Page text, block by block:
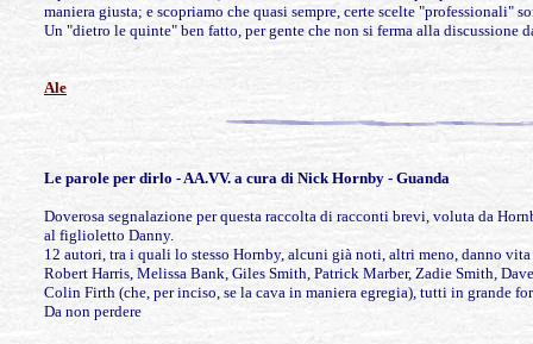
maniera giusta; e scopriamo che quasi sempre, certe scelte "professionali"
Un "dietro le quinte" ben fatto, per gente che non si ferma alla discussione
Ale
Le parole per dirlo - AA.VV. a cura di Nick Hornby - Guanda
Doverosa segnalazione per questa raccolta di racconti brevi, voluta da
al figlioletto Danny.
12 autori, tra i quali lo stesso Hornby, alcuni già noti, altri meno, danno
Robert Harris, Melissa Bank, Giles Smith, Patrick Marber, Zadie Smith,
Colin Firth (che, per inciso, se la cava in maniera egregia), tutti in grande
Da non perdere